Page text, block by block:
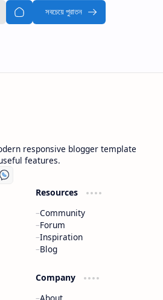
responsive blogger template
features.
Resources
Community
Forum
Inspiration
Blog
Company
About